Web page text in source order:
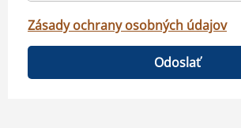
Zásady ochrany osobných údajov
Odoslať